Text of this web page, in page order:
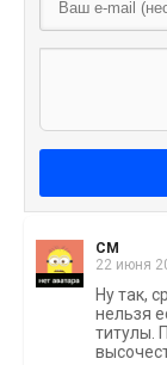
СМ
22 июня
Ну так,
нельзя
титулы.